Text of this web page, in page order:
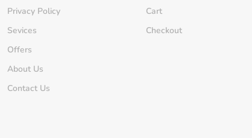
Privacy Policy
Sevices
Offers
About Us
Contact Us
Cart
Checkout